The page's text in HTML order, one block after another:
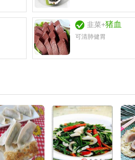
韭菜+猪血
可清肺健胃